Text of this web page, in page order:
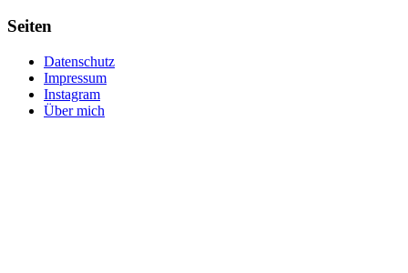
Seiten
Datenschutz
Impressum
Instagram
Über mich